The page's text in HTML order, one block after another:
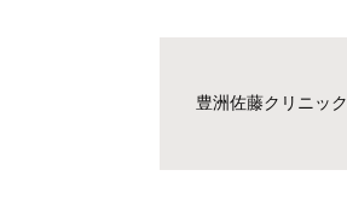
豊洲佐藤クリニック